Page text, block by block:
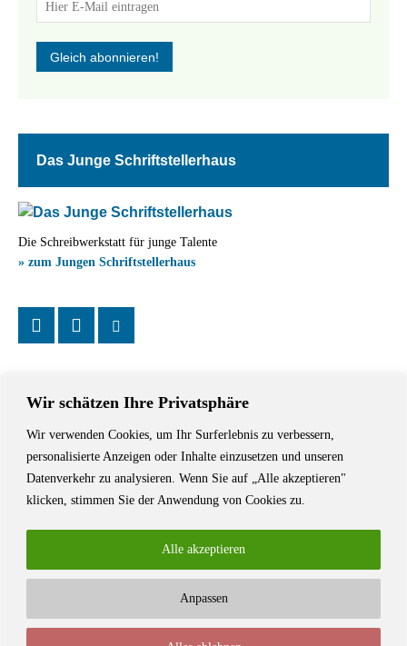
Wir schätzen Ihre Privatsphäre
Wir verwenden Cookies, um Ihr Surferlebnis zu verbessern,
personalisierte Anzeigen oder Inhalte einzusetzen und unseren
Datenverkehr zu analysieren. Wenn Sie auf „Alle akzeptieren"
klicken, stimmen Sie der Anwendung von Cookies zu.
Anpassen
Alle akzeptieren
Das Junge Schriftstellerhaus
Die Schreibwerkstatt für junge Talente
» zum Jungen Schriftstellerhaus
Das Schriftstellerhaus ist ein beliebter Treffpunkt für Autorinnen und
Autoren aus Stuttgart und der Region sowie ein Veranstaltungsort für
Lesungen, Tagungen und Schreibwerkstätten.
© Stuttgarter Schriftstellerhaus